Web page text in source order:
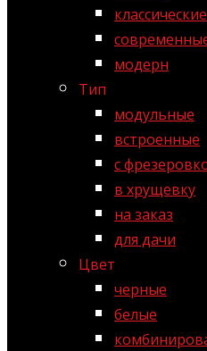
классические
модерн
Тип
модульные
встроенные
с
в хрущевку
на заказ
для дачи
Цвет
черные
белые